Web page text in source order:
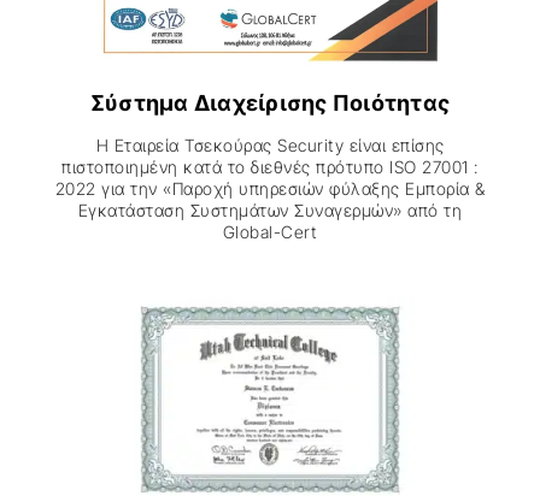
Σύστημα Διαχείρισης Ποιότητας
Η Εταιρεία Τσεκούρας Security είναι επίσης
πιστοποιημένη κατά τo διεθνές πρότυπο ISO 27001 :
2022 για την «Παροχή υπηρεσιών φύλαξης Εμπορία &
Εγκατάσταση Συστημάτων Συναγερμών» από τη
Global-Cert